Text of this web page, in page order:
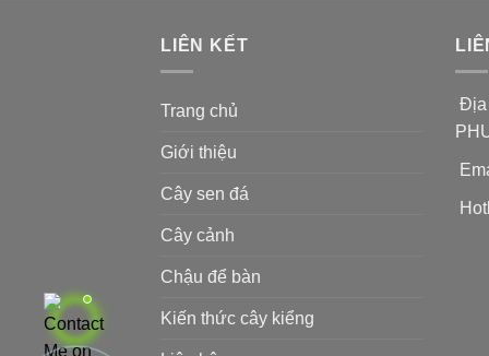
LIÊN KẾT
Trang chủ
Giới thiệu
Cây sen đá
Cây cảnh
Chậu để bàn
Kiến thức cây kiểng
Địa